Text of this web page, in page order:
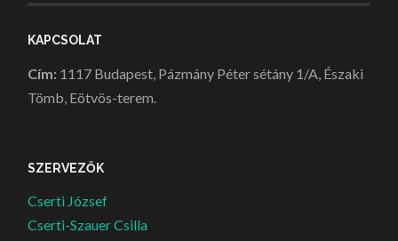
KAPCSOLAT
Cím: 1117 Budapest, Pázmány Péter sétány 1/A, Északi
Tömb, Eötvös-terem.
SZERVEZŐK
Cserti József
Cserti-Szauer Csilla